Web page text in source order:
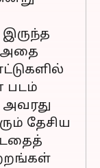
அதை
படம்
தேசிய